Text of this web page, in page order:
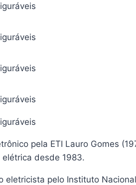
pela ETI Lauro Gomes
desde 1983.
eletricista pelo Instituto